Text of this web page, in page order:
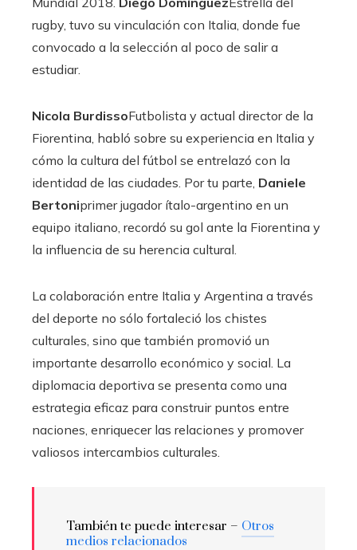
rugby, tuvo su vinculación con Italia, donde fue
convocado a la selección al poco de salir a
estudiar.
Nicola BurdissoFutbolista y actual director de la
Fiorentina, habló sobre su experiencia en Italia y
cómo la cultura del fútbol se entrelazó con la
identidad de las ciudades. Por tu parte, Daniele
Bertoniprimer jugador ítalo-argentino en un
equipo italiano, recordó su gol ante la Fiorentina y
la influencia de su herencia cultural.
La colaboración entre Italia y Argentina a través
del deporte no sólo fortaleció los chistes
culturales, sino que también promovió un
importante desarrollo económico y social. La
diplomacia deportiva se presenta como una
estrategia eficaz para construir puntos entre
naciones, enriquecer las relaciones y promover
valiosos intercambios culturales.
También te puede interesar – Otros
medios relacionados